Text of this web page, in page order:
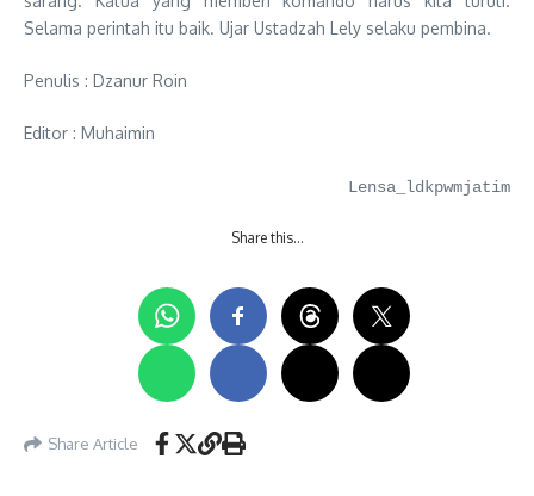
Selama perintah itu baik. Ujar Ustadzah Lely selaku pembina.
Penulis : Dzanur Roin
Editor : Muhaimin
Lensa_ldkpwmjatim
Share this…
Share Article